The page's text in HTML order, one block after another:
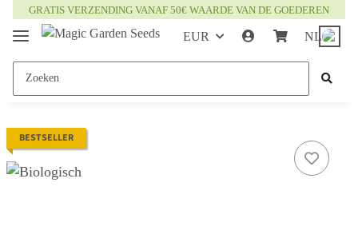
GRATIS VERZENDING VANAF 50€ WAARDE VAN DE GOEDEREN
EUR NL
BESTSELLER